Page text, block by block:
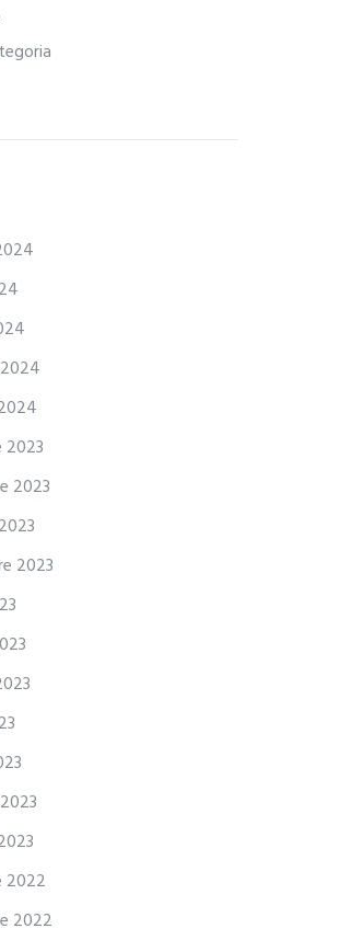
2023
2023
2023
2022
2022